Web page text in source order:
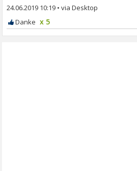
24.06.2019 10:19 •
x 5